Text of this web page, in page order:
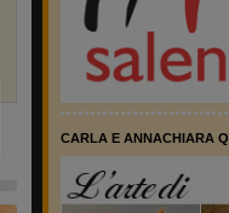
CARLA E ANNACHIARA